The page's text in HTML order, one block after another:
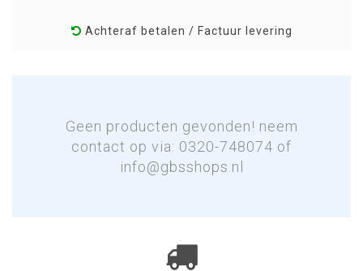
Achteraf betalen / Factuur levering
Geen producten gevonden! neem
contact op via: 0320-748074 of
info@gbsshops.nl